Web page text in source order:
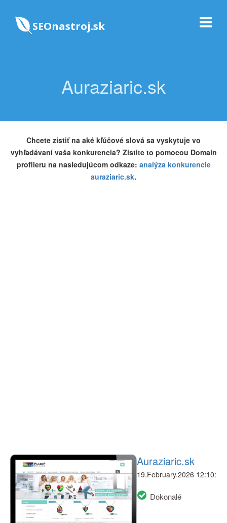
SEOnastroj.sk
Auraziaric.sk
Chcete zistiť na aké kľúčové slová sa vyskytuje vo
vyhľadávaní vaša konkurencia? Zistite to pomocou Domain
profileru na nasledujúcom odkaze: analýza konkurencie
auraziaric.sk.
Auraziaric.sk
19.February.2026 12:10:
Dokonalé